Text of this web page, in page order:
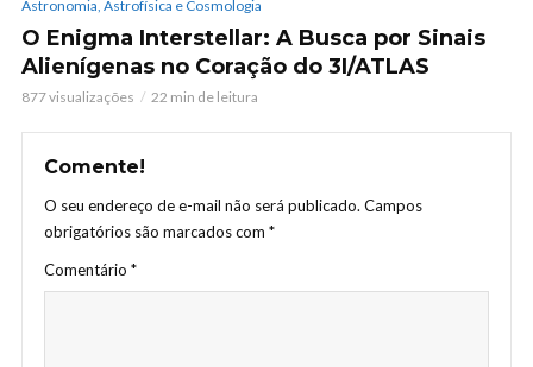
Astronomia, Astrofísica e Cosmologia
O Enigma Interstellar: A Busca por Sinais
Alienígenas no Coração do 3I/ATLAS
877 visualizações 22 min de leitura
Comente!
O seu endereço de e-mail não será publicado. Campos
obrigatórios são marcados com *
Comentário *